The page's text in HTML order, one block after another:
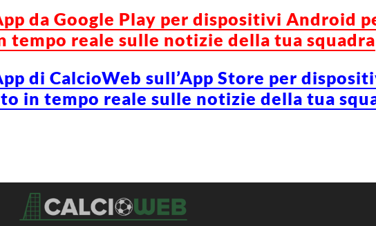
da Google Play per dispositivi Android
tempo reale sulle notizie della tua squadra
di CalcioWeb sull’App Store per
in tempo reale sulle notizie della tua